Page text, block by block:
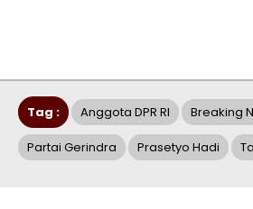
Tag : Anggota DPR RI Breaking
Partai Gerindra Prasetyo Hadi